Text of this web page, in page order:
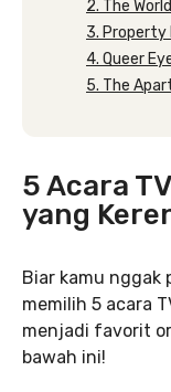
2. The
3. Property
4. Queer
5. The
5 Acara
yang
Biar kamu nggak
memilih 5 acara
menjadi favorit
bawah ini!